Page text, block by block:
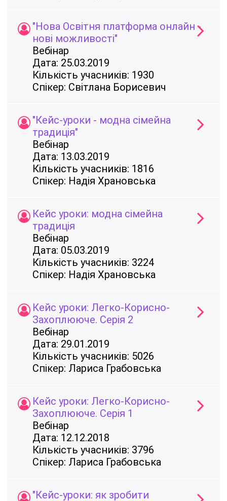
"Нова Освітня платформа онлайн -
нові можливості"
Вебінар
Дата: 25.03.2019
Кількість учасників: 1930
Спікер: Світлана Борисевич
"Кейс-уроки - модна сімейна
традиція"
Вебінар
Дата: 13.03.2019
Кількість учасників: 1816
Спікер: Надія Храновська
Кейс уроки: модна сімейна
традиція
Вебінар
Дата: 05.03.2019
Кількість учасників: 3224
Спікер: Надія Храновська
Кейс уроки: Легко-Корисно-
Захоплююче. Серія 2
Вебінар
Дата: 29.01.2019
Кількість учасників: 5026
Спікер: Лариса Грабовська
Кейс уроки: Легко-Корисно-
Захоплююче. Серія 1
Вебінар
Дата: 12.12.2018
Кількість учасників: 3796
Спікер: Лариса Грабовська
"Кейс-уроки: як зробити